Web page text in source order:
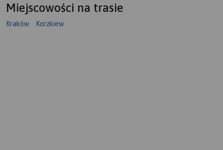
Miejscowości na trasie
Kraków Korzkiew